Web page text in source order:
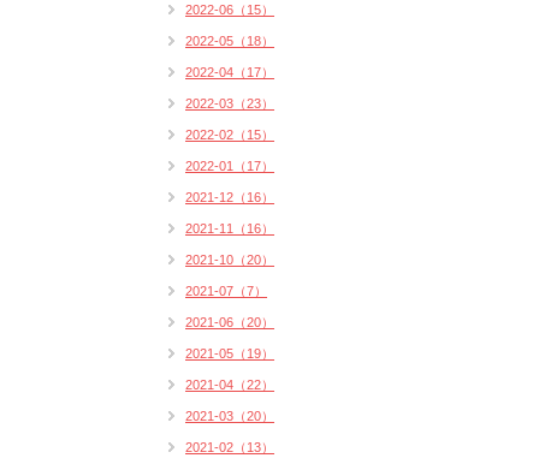
2022-06（15）
2022-05（18）
2022-04（17）
2022-03（23）
2022-02（15）
2022-01（17）
2021-12（16）
2021-11（16）
2021-10（20）
2021-07（7）
2021-06（20）
2021-05（19）
2021-04（22）
2021-03（20）
2021-02（13）